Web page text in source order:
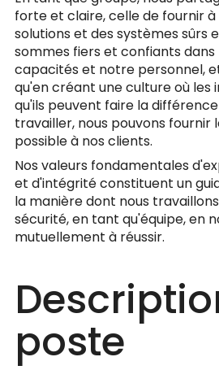
forte et claire, celle de fournir à
solutions et des systèmes sûrs
sommes fiers et confiants
capacités et notre personnel,
qu'en créant une culture où les
qu'ils peuvent faire la
travailler, nous pouvons fournir
possible à nos clients.
Nos valeurs fondamentales
et d'intégrité constituent un
la manière dont nous
sécurité, en tant qu'équipe, en
mutuellement à réussir.
poste